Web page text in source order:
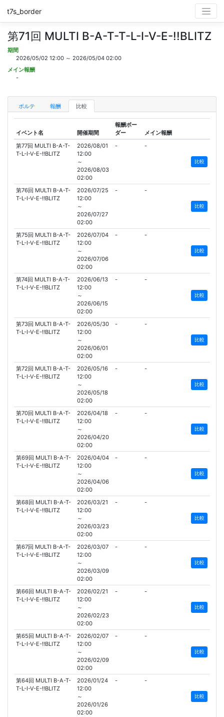
t7s_border
第71回 MULTI B-A-T-T-L-I-V-E-!!BLITZ
期間
2026/05/02 12:00 ～ 2026/05/04 02:00
メイン報酬
-
ボルテ 報酬 比較
イベント名 開催期間
報酬ボー
ダー
メイン報酬
第77回 MULTI B-A-T-
T-L-I-V-E-!!BLITZ
2026/08/01
12:00
～
2026/08/03
02:00
- -
比較
第76回 MULTI B-A-T-
T-L-I-V-E-!!BLITZ
2026/07/25
12:00
～
2026/07/27
02:00
- -
比較
第75回 MULTI B-A-T-
T-L-I-V-E-!!BLITZ
2026/07/04
12:00
～
2026/07/06
02:00
- -
比較
第74回 MULTI B-A-T-
T-L-I-V-E-!!BLITZ
2026/06/13
12:00
～
2026/06/15
02:00
- -
比較
第73回 MULTI B-A-T-
T-L-I-V-E-!!BLITZ
2026/05/30
12:00
～
2026/06/01
02:00
- -
比較
第72回 MULTI B-A-T-
T-L-I-V-E-!!BLITZ
2026/05/16
12:00
～
2026/05/18
02:00
- -
比較
第70回 MULTI B-A-T-
T-L-I-V-E-!!BLITZ
2026/04/18
12:00
～
2026/04/20
02:00
- -
比較
第69回 MULTI B-A-T-
T-L-I-V-E-!!BLITZ
2026/04/04
12:00
～
2026/04/06
02:00
- -
比較
第68回 MULTI B-A-T-
T-L-I-V-E-!!BLITZ
2026/03/21
12:00
～
2026/03/23
02:00
- -
比較
第67回 MULTI B-A-T-
T-L-I-V-E-!!BLITZ
2026/03/07
12:00
～
2026/03/09
02:00
- -
比較
第66回 MULTI B-A-T-
T-L-I-V-E-!!BLITZ
2026/02/21
12:00
～
2026/02/23
02:00
- -
比較
第65回 MULTI B-A-T-
T-L-I-V-E-!!BLITZ
2026/02/07
12:00
～
2026/02/09
02:00
- -
比較
第64回 MULTI B-A-T-
T-L-I-V-E-!!BLITZ
2026/01/24
12:00
～
2026/01/26
02:00
- -
比較